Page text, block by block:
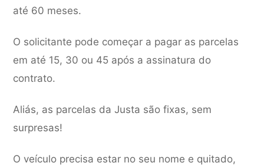
até 60 meses.
O solicitante pode começar a pagar as parcelas
em até 15, 30 ou 45 após a assinatura do
contrato.
Aliás, as parcelas da Justa são fixas, sem
surpresas!
O veículo precisa estar no seu nome e quitado,